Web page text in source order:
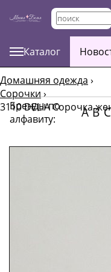
Каталог
Домашняя одежда ›
Сорочки›
3110 DELIA Сорочка
Бренды по
алфавиту:
A B C